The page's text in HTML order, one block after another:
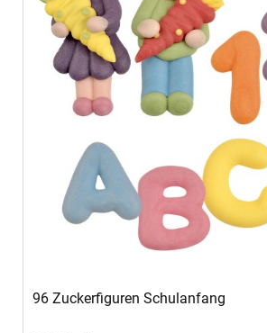
In den Warenkorb
96 Zuckerfiguren Schulanfang